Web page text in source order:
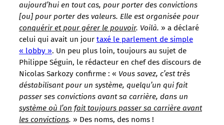
aujourd’hui en tout cas, pour porter des convictions
[ou] pour porter des valeurs. Elle est organisée pour
conquérir et pour gérer le pouvoir. Voilà. » a déclaré
celui qui avait un jour taxé le parlement de simple
« lobby ». Un peu plus loin, toujours au sujet de
Philippe Séguin, le rédacteur en chef des discours de
Nicolas Sarkozy confirme : « Vous savez, c’est très
déstabilisant pour un système, quelqu’un qui fait
passer ses convictions avant sa carrière, dans un
système où l’on fait toujours passer sa carrière avant
les convictions. » Des noms, des noms !